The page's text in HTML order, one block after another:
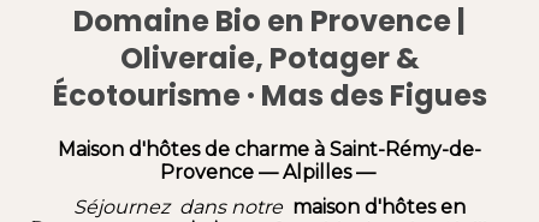
Domaine Bio en Provence |
Oliveraie, Potager &
Écotourisme · Mas des Figues
Maison d'hôtes de charme à Saint-Rémy-de-
Provence — Alpilles —
Séjournez dans notre maison d'hôtes en